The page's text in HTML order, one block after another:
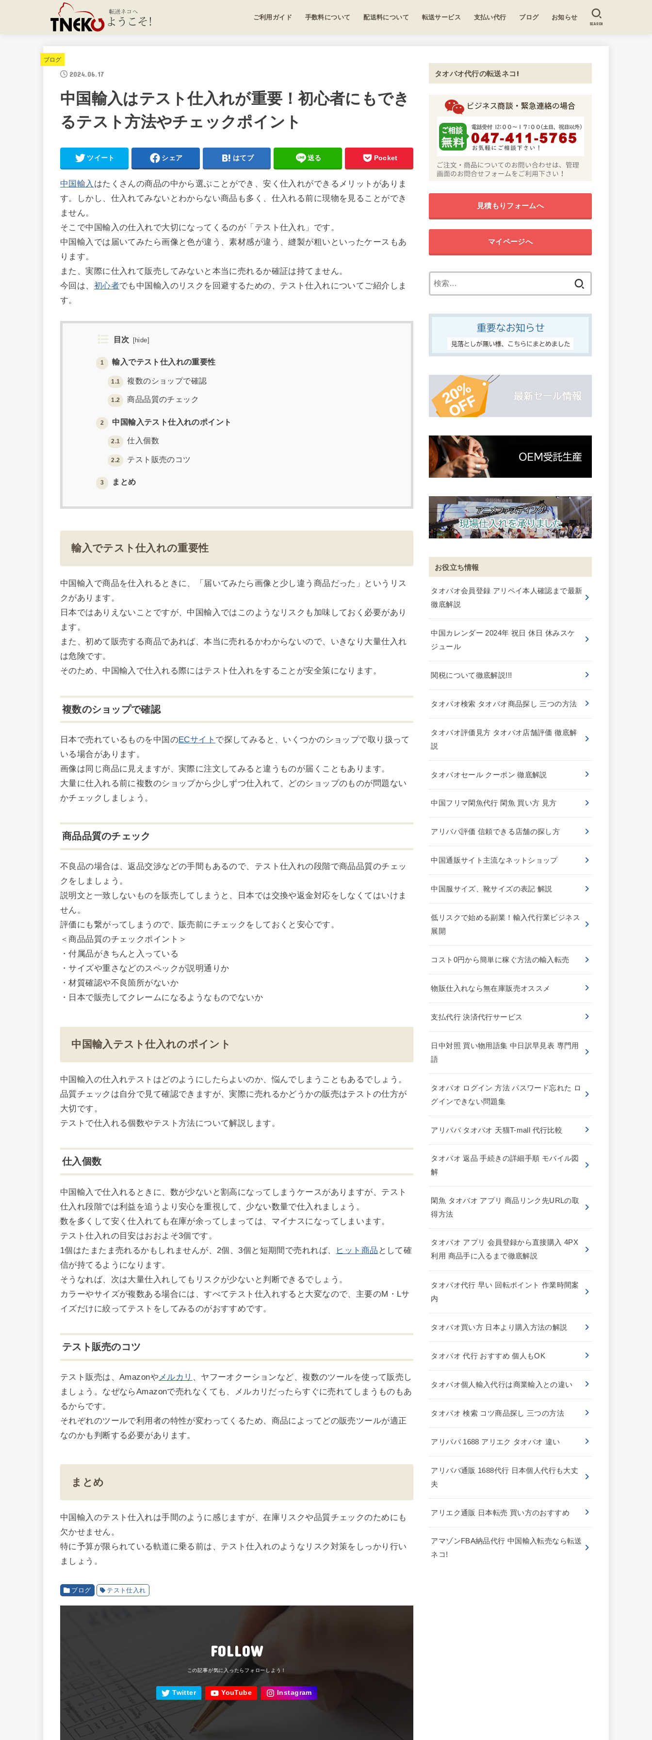
ご利用ガイド 手数料について 配送料について 転送サービス 支払い代行 ブログ お知らせ
SEARCH
ブログ
2024.06.17
中国輸入はテスト仕入れが重要！初心者にもでき
るテスト方法やチェックポイント
ツイート シェア はてブ 送る Pocket
中国輸入 はたくさんの商品の中から選ぶことができ、安く仕入れができるメリットがありま
す。しかし、仕入れてみないとわからない商品も多く、仕入れる前に現物を見ることができ
ません。
そこで中国輸入の仕入れで大切になってくるのが「テスト仕入れ」です。
中国輸入では届いてみたら画像と色が違う、素材感が違う、縫製が粗いといったケースもあ
ります。
また、実際に仕入れて販売してみないと本当に売れるか確証は持てません。
今回は、 初心者でも中国輸入のリスクを回避するための、テスト仕入れについてご紹介しま
す。
目次 [hide]
1 輸入でテスト仕入れの重要性
1.1 複数のショップで確認
1.2 商品品質のチェック
2 中国輸入テスト仕入れのポイント
2.1 仕入個数
2.2 テスト販売のコツ
3 まとめ
輸入でテスト仕入れの重要性
中国輸入で商品を仕入れるときに、「届いてみたら画像と少し違う商品だった」というリス
クがあります。
日本ではありえないことですが、中国輸入ではこのようなリスクも加味しておく必要があり
ます。
また、初めて販売する商品であれば、本当に売れるかわからないので、いきなり大量仕入れ
は危険です。
そのため、中国輸入で仕入れる際にはテスト仕入れをすることが安全策になります。
複数のショップで確認
日本で売れているものを中国のECサイト で探してみると、いくつかのショップで取り扱って
いる場合があります。
画像は同じ商品に見えますが、実際に注文してみると違うものが届くこともあります。
大量に仕入れる前に複数のショップから少しずつ仕入れて、どのショップのものが問題ない
かチェックしましょう。
商品品質のチェック
不良品の場合は、返品交渉などの手間もあるので、テスト仕入れの段階で商品品質のチェッ
クをしましょう。
説明文と一致しないものを販売してしまうと、日本では交換や返金対応をしなくてはいけま
せん。
評価にも繋がってしまうので、販売前にチェックをしておくと安心です。
＜商品品質のチェックポイント＞
・付属品がきちんと入っている
・サイズや重さなどのスペックが説明通りか
・材質確認や不良箇所がないか
・日本で販売してクレームになるようなものでないか
中国輸入テスト仕入れのポイント
中国輸入の仕入れテストはどのようにしたらよいのか、悩んでしまうこともあるでしょう。
品質チェックは自分で見て確認できますが、実際に売れるかどうかの販売はテストの仕方が
大切です。
テストで仕入れる個数やテスト方法について解説します。
仕入個数
中国輸入で仕入れるときに、数が少ないと割高になってしまうケースがありますが、テスト
仕入れ段階では利益を追うより安心を重視して、少ない数量で仕入れましょう。
数を多くして安く仕入れても在庫が余ってしまっては、マイナスになってしまいます。
テスト仕入れの目安はおおよそ3個です。
1個はたまたま売れるかもしれませんが、2個、3個と短期間で売れれば、
ヒット商品 として確
信が持てるようになります。
そうなれば、次は大量仕入れしてもリスクが少ないと判断できるでしょう。
カラーやサイズが複数ある場合には、すべてテスト仕入れすると大変なので、主要のM・Lサ
イズだけに絞ってテストをしてみるのがおすすめです。
テスト販売のコツ
テスト販売は、Amazonやメルカリ 、ヤフーオクーションなど、複数のツールを使って販売し
ましょう。なぜならAmazonで売れなくても、メルカリだったらすぐに売れてしまうものもあ
るからです。
それぞれのツールで利用者の特性が変わってくるため、商品によってどの販売ツールが適正
なのかも判断する必要があります。
まとめ
中国輸入のテスト仕入れは手間のように感じますが、在庫リスクや品質チェックのためにも
欠かせません。
特に予算が限られている軌道に乗る前は、テスト仕入れのようなリスク対策をしっかり行い
ましょう。
ブログ テスト仕入れ
FOLLOW
タオバオ代行の転送ネコ!
見積もりフォームへ
マイページへ
お役立ち情報
タオバオ会員登録 アリペイ本人確認まで最新
徹底解説
中国カレンダー 2024年 祝日 休日 休みスケ
ジュール
関税について徹底解説!!!
タオバオ検索 タオバオ商品探し 三つの方法
タオバオ評価見方 タオバオ店舗評価 徹底解
説
タオバオセール クーポン 徹底解説
中国フリマ閑魚代行 閑魚 買い方 見方
アリババ評価 信頼できる店舗の探し方
中国通販サイト主流なネットショップ
中国服サイズ、靴サイズの表記 解説
低リスクで始める副業！輸入代行業ビジネス
展開
コスト0円から簡単に稼ぐ方法の輸入転売
物販仕入れなら無在庫販売オススメ
支払代行 決済代行サービス
日中対照 買い物用語集 中日訳早見表 専門用
語
タオバオ ログイン 方法 パスワード忘れた ロ
グインできない問題集
アリババ タオバオ 天猫T-mall 代行比較
タオバオ 返品 手続きの詳細手順 モバイル図
解
閑魚 タオバオ アプリ 商品リンク先URLの取
得方法
タオバオ アプリ 会員登録から直接購入 4PX
利用 商品手に入るまで徹底解説
タオバオ代行 早い 回転ポイント 作業時間案
内
タオバオ買い方 日本より購入方法の解説
タオバオ 代行 おすすめ 個人もOK
タオバオ個人輸入代行は商業輸入との違い
タオバオ 検索 コツ商品探し 三つの方法
アリババ 1688 アリエク タオバオ 違い
アリババ通販 1688代行 日本個人代行も大丈
夫
アリエク通販 日本転売 買い方のおすすめ
アマゾンFBA納品代行 中国輸入転売なら転送
ネコ!